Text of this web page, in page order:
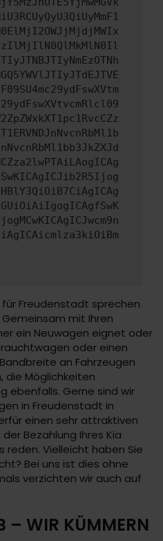
Freudenstadt sprechen
mit Ihren
ein Neuwagen eignet oder
oder einen
an Fahrzeugen
die Möglichkeiten
ebenfalls. Gerne sind wir
in Freudenstadt in
einen sehr attraktiven
Bezahlung Ihres Kia
reden. Vielleicht haben Sie
Bei uns ist dies ohne
verzichten wir auch auf
– WIR KÜMMERN